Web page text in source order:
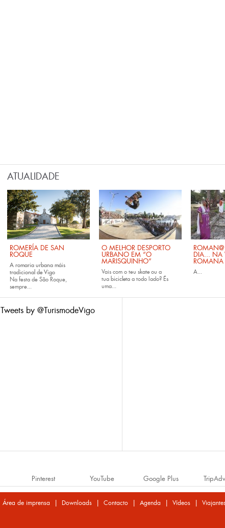
ATUALIDADE
ROMERÍA DE SAN
ROQUE
A romaria urbana máis
tradicional de Vigo
Na festa de São Roque,
sempre...
O MELHOR DESPORTO
URBANO EM “O
MARISQUINHO”
Vais com o teu skateou a
tua bicicleta a todo lado? És
uma...
DIA... NA
ROMANA
A...
Tweets by @TurismodeVigo
Pinterest YouTube Google Plus
Área de imprensa | Downloads | Contacto | Agenda | Vídeos |